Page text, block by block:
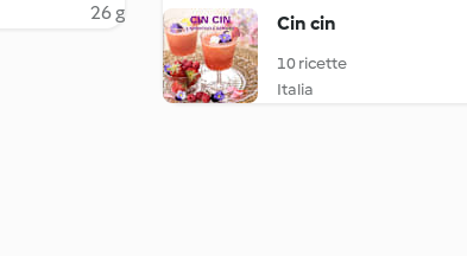
26 g Cin cin
10 ricette
Italia